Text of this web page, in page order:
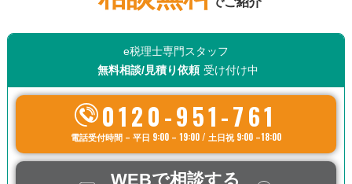
e税理士専門スタッフ
無料相談/見積り依頼 受け付け中
0120-951-761
電話受付時間 – 平日 9:00 – 19:00 / 土日祝 9:00 –18:00
WEBで相談する